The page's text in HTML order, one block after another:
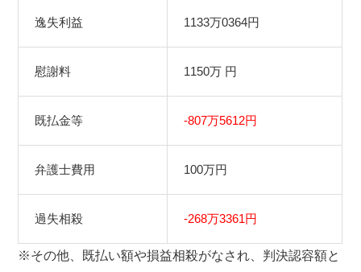
逸失利益 1133万0364円
慰謝料 1150万 円
既払金等 -807万5612円
弁護士費用 100万円
過失相殺 -268万3361円
※その他、既払い額や損益相殺がなされ、判決認容額と